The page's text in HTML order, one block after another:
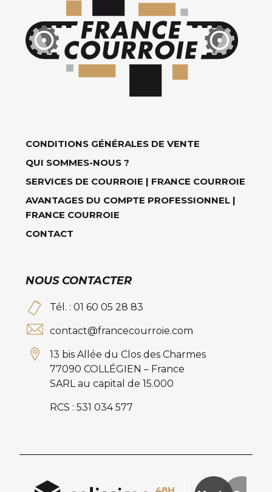
CONDITIONS GÉNÉRALES DE VENTE
QUI SOMMES-NOUS ?
SERVICES DE COURROIE | FRANCE COURROIE
AVANTAGES DU COMPTE PROFESSIONNEL |
FRANCE COURROIE
CONTACT
NOUS CONTACTER
Tél. : 01 60 05 28 83
contact@francecourroie.com
13 bis Allée du Clos des Charmes
77090 COLLÉGIEN – France
SARL au capital de 15.000
RCS : 531 034 577